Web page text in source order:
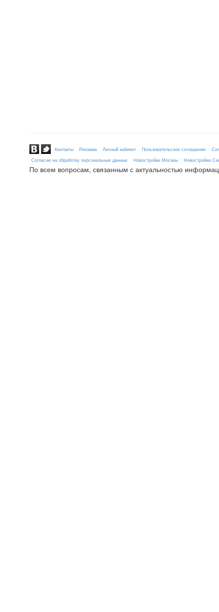
Контакты Реклама Личный кабинет Пользовательское соглашение
Согласие на обработку персональных данных
Новостройки Москвы Новостройки
По всем вопросам, связанным с актуальностью